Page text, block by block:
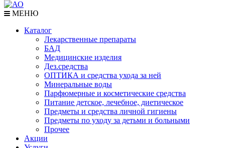
МЕНЮ
Каталог
Лекарственные препараты
БАД
Медицинские изделия
Дез.средства
ОПТИКА и средства ухода за ней
Минеральные воды
Парфюмерные и косметические средства
Питание детское, лечебное, диетическое
Предметы и средства личной гигиены
Предметы по уходу за детьми и больными
Прочее
Акции